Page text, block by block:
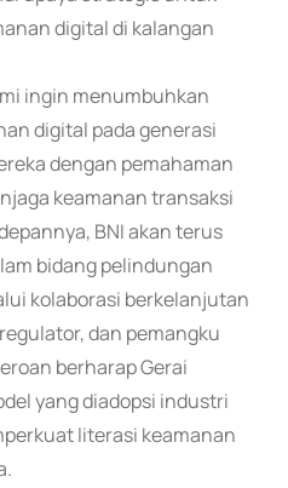
digital di kalangan
ingin menumbuhkan
digital pada generasi
dengan pemahaman
keamanan transaksi
BNI akan terus
bidang pelindungan
kolaborasi berkelanjutan
dan pemangku
berharap Gerai
yang diadopsi industri
literasi keamanan